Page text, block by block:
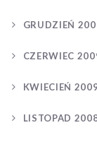
GRUDZIEŃ
CZERWIEC
KWIECIEŃ
LISTOPAD